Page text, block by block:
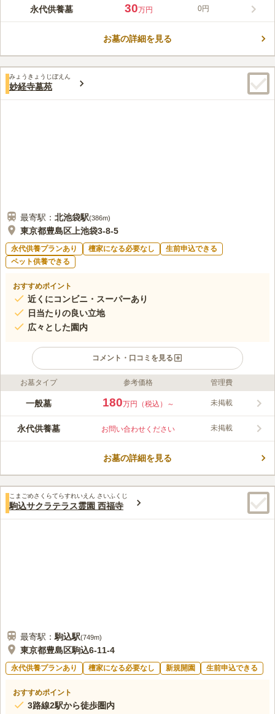
池袋大仏 永代供養墓は、松栄山 仙行寺がご遺族に代わってご遺
があり、日々の供養はもちろん、盆や彼岸には合同供養祭も執り
33回忌後合祀の3つのプランをご用意しており、それぞれのご事
情に寄り添った供養が可能です。ご納骨は寺院にて行い、納骨室
には立ち入れませんが、葬儀ホール「沙羅ホール」が隣接し、葬
口コミ評価
この霊園はまだ誰からも評価されていません。
永代供養墓 30万円 0円
お墓の詳細を見る
みょうきょうじぼえん
妙経寺墓苑
最寄駅： 北池袋駅(386m)
東京都豊島区上池袋3-8-5
永代供養プランあり 檀家になる必要なし
生前申込できる
ペット供養できる
おすすめポイント
近くにコンビニ・スーパーあり
日当たりの良い立地
広々とした園内
コメント・口コミを見る
ライフドット編集部のコメント
豊島区内東武東上線「北池袋駅」で徒歩約２分と駅からのアクセ
しの際も問題なくご利用できます。 日本三大稲荷のうち一つ、
関東別院としても名が知られている寺院です。 家業繁昌・開運
この霊園はまだ誰からも評価されていません。
お墓タイプ 参考価格 管理費
一般墓 180万円（税込）～ 未掲載
永代供養墓 お問い合わせください 未掲載
お墓の詳細を見る
こまごめさくらてらすれいえん さいふくじ
駒込サクラテラス霊園 西福寺
最寄駅：駒込駅(749m)
東京都豊島区駒込6-11-4
永代供養プランあり 檀家になる必要なし 新規開園 生前申込できる
おすすめポイント
3路線2駅から徒歩圏内